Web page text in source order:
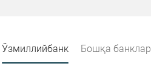
Ўзмиллийбанк Бошқа банклар